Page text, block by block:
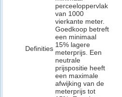
Definities
perceeloppervlak
van 1000
vierkante meter.
Goedkoop betreft
een minimaal
15% lagere
meterprijs. Een
neutrale
prijspositie heeft
een maximale
afwijking van de
meterprijs tot